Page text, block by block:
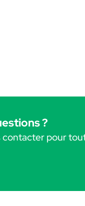
?
contacter pour